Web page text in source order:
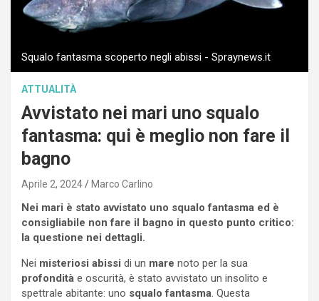
Squalo fantasma scoperto negli abissi - Spraynews.it
ATTUALITÀ
Avvistato nei mari uno squalo
fantasma: qui è meglio non fare il
bagno
Aprile 2, 2024 Marco Carlino
Nei mari è stato avvistato uno squalo fantasma ed è
consigliabile non fare il bagno in questo punto critico:
la questione nei dettagli.
Nei misteriosi abissi di un mare noto per la sua
profondità e oscurità, è stato avvistato un insolito e
spettrale abitante: uno squalo fantasma. Questa